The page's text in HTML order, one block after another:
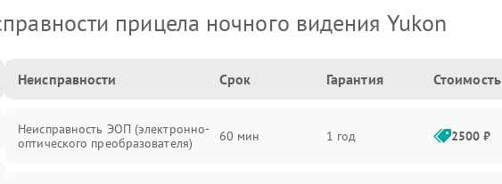
прицела ночного видения Yukon
Неисправности Срок Гарантия Стоимость
Неисправность ЭОП (электронно-
оптического преобразователя)
60 мин 1 год 2500 ₽